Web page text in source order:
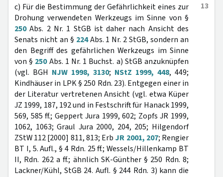
13
c) Für die Bestimmung der Gefährlichkeit eines zur
Drohung verwendeten Werkzeugs im Sinne von §
250Abs. 2 Nr. 1 StGB ist daher nach Ansicht des
Senats nicht an § 224Abs. 1 Nr. 2 StGB, sondern an
den Begriff des gefährlichen Werkzeugs im Sinne
von § 250Abs. 1 Nr. 1 Buchst. a) StGB anzuknüpfen
(vgl. BGH NJW 1998, 3130; NStZ 1999, 448, 449;
Kindhäuser in LPK § 250 Rdn. 23). Entgegen einer in
der Literatur vertretenen Ansicht (vgl. etwa Küper
JZ 1999, 187, 192 und in Festschrift für Hanack 1999,
569, 585 ff.; Geppert Jura 1999, 602; Zopfs JR 1999,
1062, 1063; Graul Jura 2000, 204, 205; Hilgendorf
ZStW 112 [2000] 811, 813; Erb JR 2001, 207; Rengier
BT I, 5. Aufl., § 4 Rdn. 25 ff.; Wessels/Hillenkamp BT
II, Rdn. 262 a ff.; ähnlich SK-Günther § 250 Rdn. 8;
Lackner/Kühl, StGB 24. Aufl. § 244 Rdn. 3) kann die